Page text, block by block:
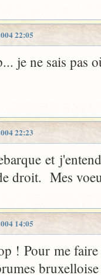
22:05
je ne sais pas
22:23
et
droit. Mes
14:05
! Pour me